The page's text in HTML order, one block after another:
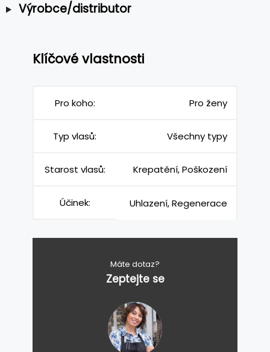
Výrobce/distributor
Klíčové vlastnosti
Pro koho: Pro ženy
Typ vlasů: Všechny typy
Starost vlasů: Krepatění, Poškození
Účinek: Uhlazení, Regenerace
Máte dotaz?
Zeptejte se